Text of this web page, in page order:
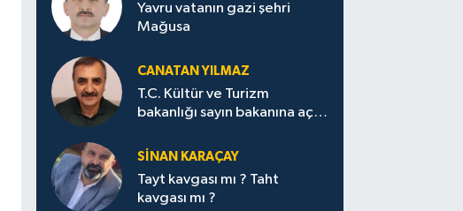
Yavru vatanın gazi şehri
Mağusa
CANATAN YILMAZ
T.C. Kültür ve Turizm
bakanlığı sayın bakanına açık
SİNAN KARAÇAY
Tayt kavgası mı ? Taht
kavgası mı ?